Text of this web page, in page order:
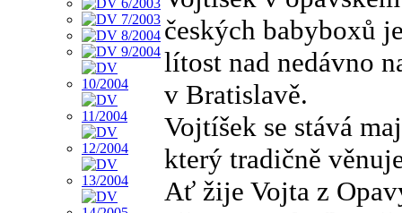
českých babyboxů
lítost nad nedávno
v Bratislavě.
Vojtíšek se stává
který tradičně
Ať žije Vojta z